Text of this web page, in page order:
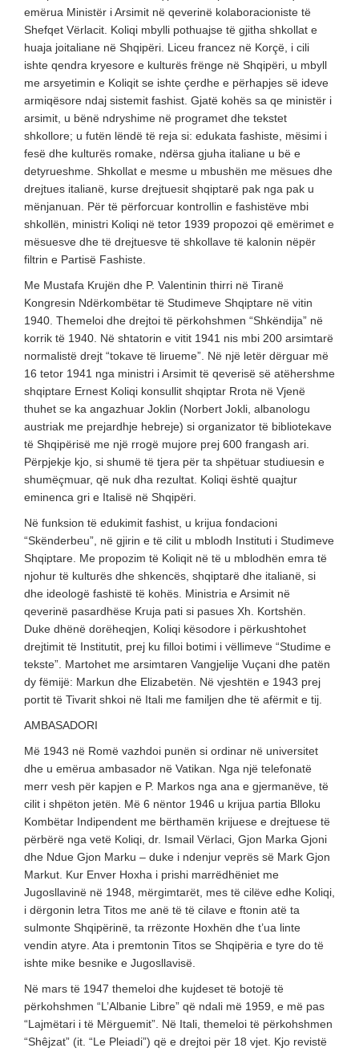
emërua Ministër i Arsimit në qeverinë kolaboracioniste të
Shefqet Vërlacit. Koliqi mbylli pothuajse të gjitha shkollat e
huaja joitaliane në Shqipëri. Liceu francez në Korçë, i cili
ishte qendra kryesore e kulturës frënge në Shqipëri, u mbyll
me arsyetimin e Koliqit se ishte çerdhe e përhapjes së ideve
armiqësore ndaj sistemit fashist. Gjatë kohës sa qe ministër i
arsimit, u bënë ndryshime në programet dhe tekstet
shkollore; u futën lëndë të reja si: edukata fashiste, mësimi i
fesë dhe kulturës romake, ndërsa gjuha italiane u bë e
detyrueshme. Shkollat e mesme u mbushën me mësues dhe
drejtues italianë, kurse drejtuesit shqiptarë pak nga pak u
mënjanuan. Për të përforcuar kontrollin e fashistëve mbi
shkollën, ministri Koliqi në tetor 1939 propozoi që emërimet e
mësuesve dhe të drejtuesve të shkollave të kalonin nëpër
filtrin e Partisë Fashiste.
Me Mustafa Krujën dhe P. Valentinin thirri në Tiranë
Kongresin Ndërkombëtar të Studimeve Shqiptare në vitin
1940. Themeloi dhe drejtoi të përkohshmen “Shkëndija” në
korrik të 1940. Në shtatorin e vitit 1941 nis mbi 200 arsimtarë
normalistë drejt “tokave të lirueme”. Në një letër dërguar më
16 tetor 1941 nga ministri i Arsimit të qeverisë së atëhershme
shqiptare Ernest Koliqi konsullit shqiptar Rrota në Vjenë
thuhet se ka angazhuar Joklin (Norbert Jokli, albanologu
austriak me prejardhje hebreje) si organizator të bibliotekave
të Shqipërisë me një rrogë mujore prej 600 frangash ari.
Përpjekje kjo, si shumë të tjera për ta shpëtuar studiuesin e
shumëçmuar, që nuk dha rezultat. Koliqi është quajtur
eminenca gri e Italisë në Shqipëri.
Në funksion të edukimit fashist, u krijua fondacioni
“Skënderbeu”, në gjirin e të cilit u mblodh Instituti i Studimeve
Shqiptare. Me propozim të Koliqit në të u mblodhën emra të
njohur të kulturës dhe shkencës, shqiptarë dhe italianë, si
dhe ideologë fashistë të kohës. Ministria e Arsimit në
qeverinë pasardhëse Kruja pati si pasues Xh. Kortshën.
Duke dhënë dorëheqjen, Koliqi kësodore i përkushtohet
drejtimit të Institutit, prej ku filloi botimi i vëllimeve “Studime e
tekste”. Martohet me arsimtaren Vangjelije Vuçani dhe patën
dy fëmijë: Markun dhe Elizabetën. Në vjeshtën e 1943 prej
portit të Tivarit shkoi në Itali me familjen dhe të afërmit e tij.
AMBASADORI
Më 1943 në Romë vazhdoi punën si ordinar në universitet
dhe u emërua ambasador në Vatikan. Nga një telefonatë
merr vesh për kapjen e P. Markos nga ana e gjermanëve, të
cilit i shpëton jetën. Më 6 nëntor 1946 u krijua partia Blloku
Kombëtar Indipendent me bërthamën krijuese e drejtuese të
përbërë nga vetë Koliqi, dr. Ismail Vërlaci, Gjon Marka Gjoni
dhe Ndue Gjon Marku – duke i ndenjur veprës së Mark Gjon
Markut. Kur Enver Hoxha i prishi marrëdhëniet me
Jugosllavinë në 1948, mërgimtarët, mes të cilëve edhe Koliqi,
i dërgonin letra Titos me anë të të cilave e ftonin atë ta
sulmonte Shqipërinë, ta rrëzonte Hoxhën dhe t’ua linte
vendin atyre. Ata i premtonin Titos se Shqipëria e tyre do të
ishte mike besnike e Jugosllavisë.
Në mars të 1947 themeloi dhe kujdeset të botojë të
përkohshmen “L’Albanie Libre” që ndali më 1959, e më pas
“Lajmëtari i të Mërguemit”. Në Itali, themeloi të përkohshmen
“Shêjzat” (it. “Le Pleiadi”) që e drejtoi për 18 vjet. Kjo revistë